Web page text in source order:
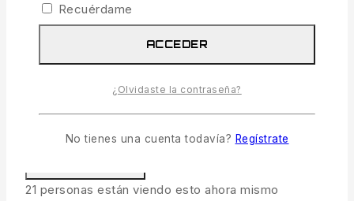
COMPRAR AHORA
PREGUNTA
21 personas están viendo esto ahora mismo
Recuérdame
ACCEDER
¿Olvidaste la contraseña?
No tienes una cuenta todavía? Regístrate